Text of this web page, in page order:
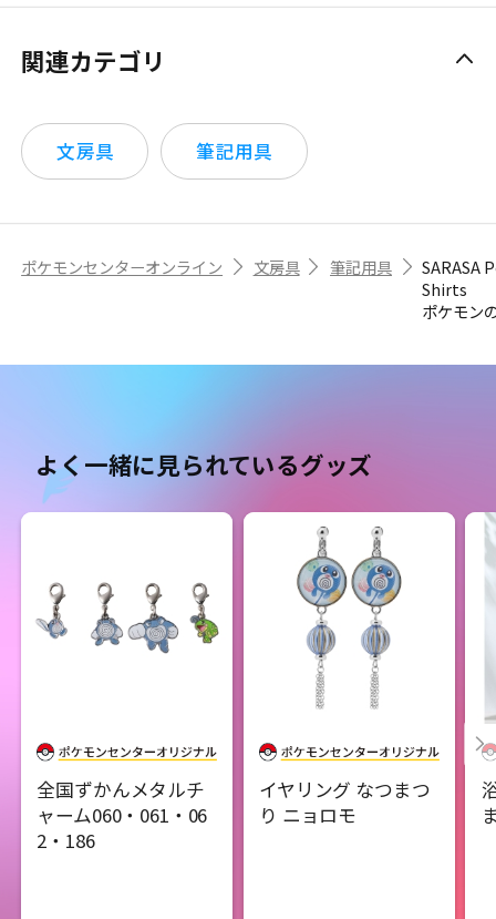
関連カテゴリ
文房具 筆記用具
ポケモンセンターオンライン 文房具 筆記用具
SARASA
Shirts
ポケモン
よく一緒に見られているグッズ
全国ずかんメタルチ
ャーム060・061・06
2・186 ​
イヤリング なつまつ
り ニョロモ